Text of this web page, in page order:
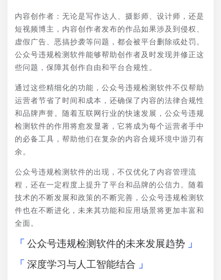
内容创作者：无论是写作达人、摄影师、设计师，还是
短视频博主，内容创作者发布的作品如果涉及到侵权、
虚假广告、恶搞抄袭等问题，都会被平台删除或处罚。
公众号违规检测软件能够帮助创作者及时发现并修正这
些问题，保障其创作自由和平台合规性。
通过这些精细化的功能，公众号违规检测软件不仅帮助
运营者节省了时间和成本，还确保了内容的法律合规性
和品牌声誉。随着互联网行业的快速发展，公众号违规
检测软件的作用将愈发显著，它将成为每个运营者手中
的必备工具，帮助他们在复杂的内容合规环境中游刃有
余。
公众号违规检测软件的出现，不仅优化了内容管理流
程，还在一定程度上提升了平台和品牌的公信力。随着
技术的不断发展和政策的不断完善，公众号违规检测软
件也在不断进化，未来其功能和应用场景将更加丰富和
全面。
公众号违规检测软件的未来发展趋势
深度学习与人工智能结合